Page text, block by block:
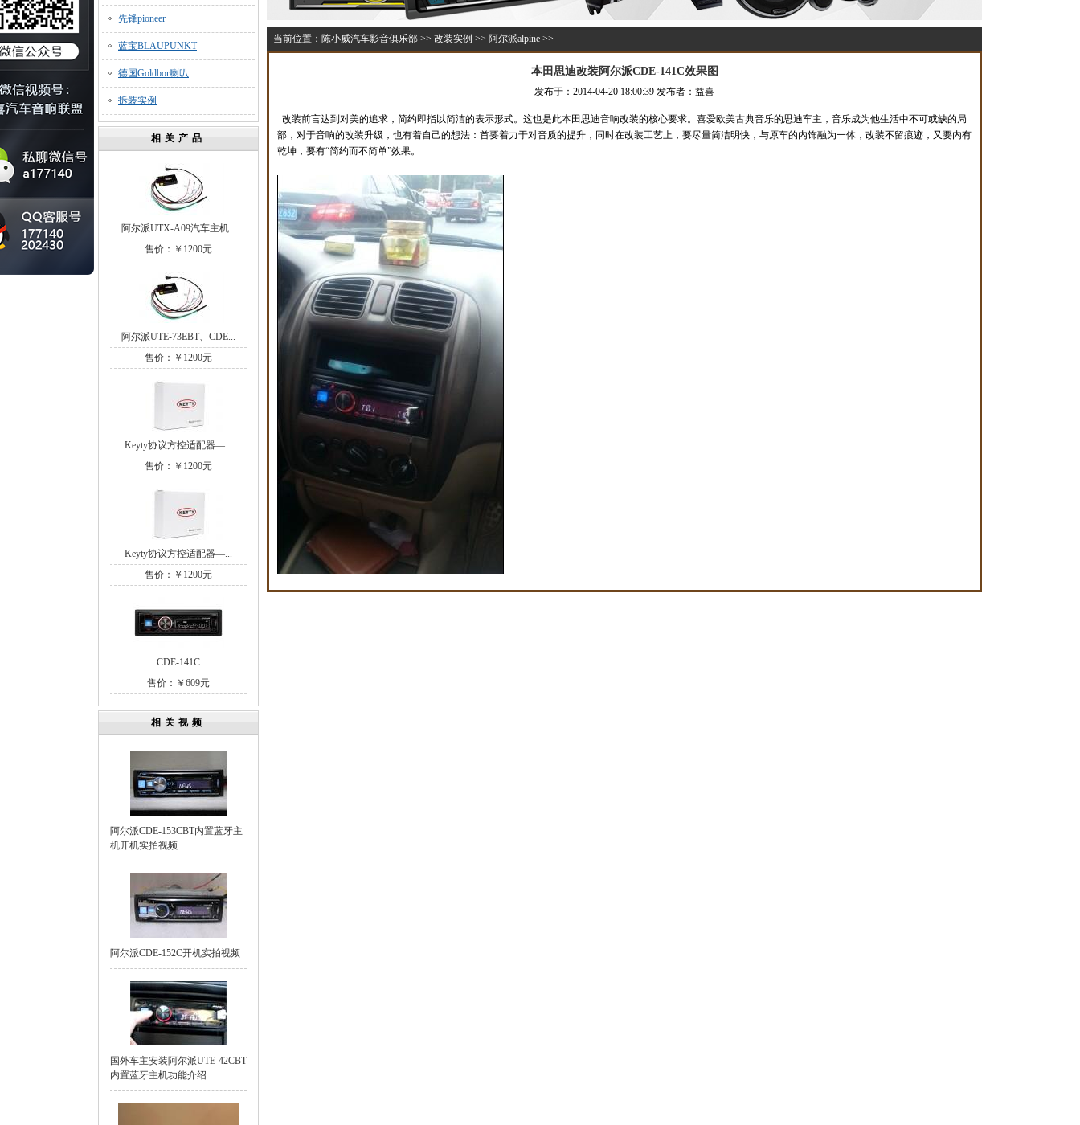
先锋pioneer
蓝宝BLAUPUNKT
德国Goldbor喇叭
拆装实例
相关产品
阿尔派UTX-A09汽车主机...
售价：￥1200元
阿尔派UTE-73EBT、CDE...
售价：￥1200元
Keyty协议方控适配器—...
售价：￥1200元
Keyty协议方控适配器—...
售价：￥1200元
CDE-141C
售价：￥609元
相关视频
阿尔派CDE-153CBT内置蓝牙主
机开机实拍视频
阿尔派CDE-152C开机实拍视频
国外车主安装阿尔派UTE-42CBT
内置蓝牙主机功能介绍
当前位置： 陈小威汽车影音俱乐部 >> 改装实例 >> 阿尔派alpine >>
本田思迪改装阿尔派CDE-141C效果图
发布于：2014-04-20 18:00:39 发布者：益喜
改装前言达到对美的追求，简约即指以简洁的表示形式。这也是此本田思迪音响改装的核心要求。喜爱欧美古典音乐的思迪车主，音乐成为他生活中不可或缺的局
部，对于音响的改装升级，也有着自己的想法：首要着力于对音质的提升，同时在改装工艺上，要尽量简洁明快，与原车的内饰融为一体，改装不留痕迹，又要内有
乾坤，要有“简约而不简单”效果。